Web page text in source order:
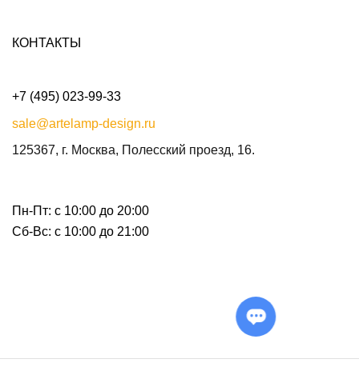
КОНТАКТЫ
+7 (495) 023-99-33
sale@artelamp-design.ru
125367, г. Москва, Полесский проезд, 16.
Пн-Пт: с 10:00 до 20:00
Сб-Вс: с 10:00 до 21:00